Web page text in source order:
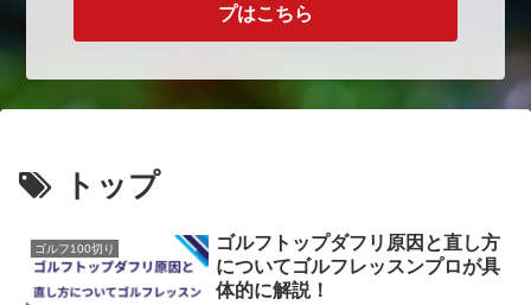
プはこちら
トップ
ゴルフ100切り
ゴルフトップダフリ原因と直し方
についてゴルフレッスンプロが具
体的に解説！